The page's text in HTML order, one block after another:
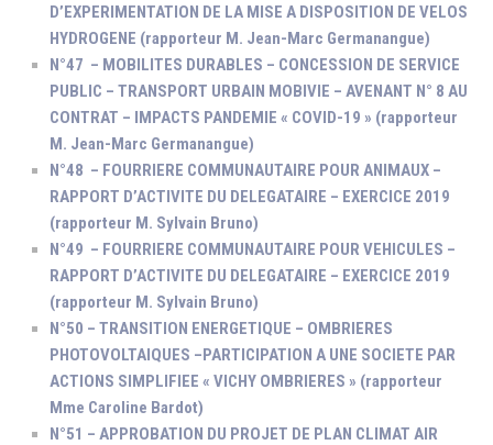
D’EXPERIMENTATION DE LA MISE A DISPOSITION DE VELOS
HYDROGENE (rapporteur M. Jean-Marc Germanangue)
N°47 – MOBILITES DURABLES – CONCESSION DE SERVICE
PUBLIC – TRANSPORT URBAIN MOBIVIE – AVENANT N° 8 AU
CONTRAT – IMPACTS PANDEMIE « COVID-19 » (rapporteur
M. Jean-Marc Germanangue)
N°48 – FOURRIERE COMMUNAUTAIRE POUR ANIMAUX –
RAPPORT D’ACTIVITE DU DELEGATAIRE – EXERCICE 2019
(rapporteur M. Sylvain Bruno)
N°49 – FOURRIERE COMMUNAUTAIRE POUR VEHICULES –
RAPPORT D’ACTIVITE DU DELEGATAIRE – EXERCICE 2019
(rapporteur M. Sylvain Bruno)
N°50 – TRANSITION ENERGETIQUE – OMBRIERES
PHOTOVOLTAIQUES –PARTICIPATION A UNE SOCIETE PAR
ACTIONS SIMPLIFIEE « VICHY OMBRIERES » (rapporteur
Mme Caroline Bardot)
N°51 – APPROBATION DU PROJET DE PLAN CLIMAT AIR